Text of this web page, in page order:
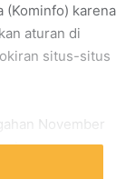
(Kominfo) karena
aturan di
situs-situs
November
besar peran
modern.